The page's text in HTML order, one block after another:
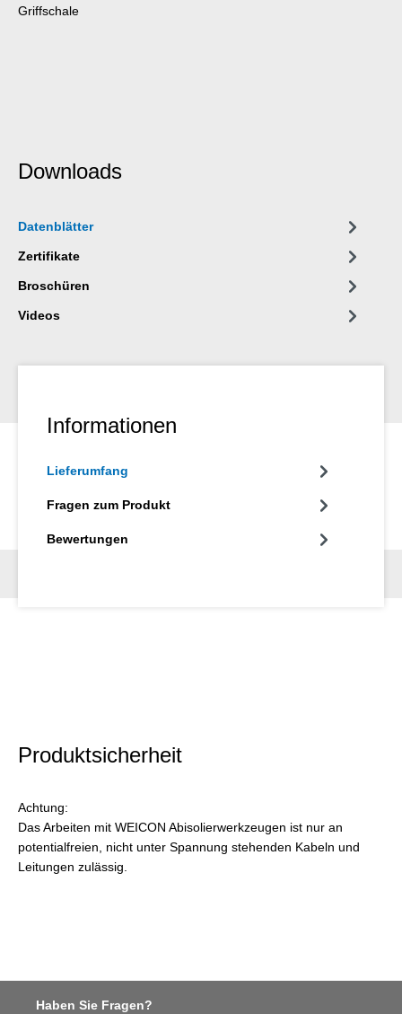
Griffschale
Downloads
Datenblätter
Zertifikate
Broschüren
Videos
Informationen
Lieferumfang
Fragen zum Produkt
Bewertungen
Produktsicherheit
Achtung:
Das Arbeiten mit WEICON Abisolierwerkzeugen ist nur an
potentialfreien, nicht unter Spannung stehenden Kabeln und
Leitungen zulässig.
Haben Sie Fragen?